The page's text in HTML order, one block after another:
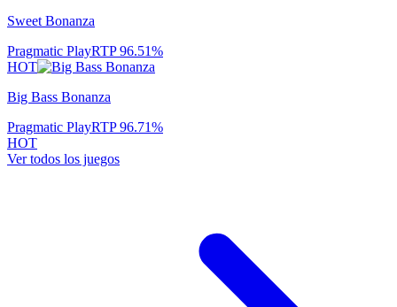
Sweet Bonanza
Pragmatic PlayRTP96.51%
HOT
Big Bass Bonanza
Pragmatic PlayRTP96.71%
HOT
Ver todos los juegos